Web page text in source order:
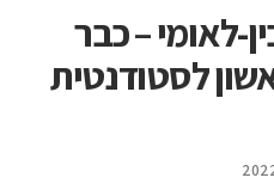
לאומי – כבר
לסטודנטית